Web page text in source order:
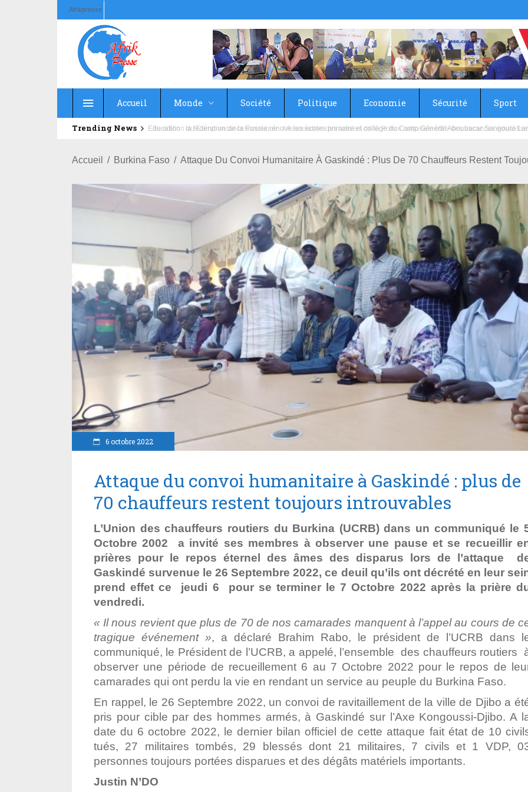
Afrikpresse
Accueil Monde Société Politique Economie Sécurité Sport
Trending News Education : la fédération de la Russie rénove les écoles primaire et collège du Camp Général Aboubacar Sangoulé
Accueil Burkina Faso Attaque Du Convoi Humanitaire À Gaskindé : Plus De 70 Chauffeurs Restent
6 octobre 2022
Attaque du convoi humanitaire à Gaskindé : plus de
70 chauffeurs restent toujours introuvables
L’Union des chauffeurs routiers du Burkina (UCRB) dans un communiqué le
Octobre 2002 a invité ses membres à observer une pause et se recueillir
prières pour le repos éternel des âmes des disparus lors de l’attaque
Gaskindé survenue le 26 Septembre 2022, ce deuil qu’ils ont décrété en leur
prend effet ce jeudi 6 pour se terminer le 7 Octobre 2022 après la prière
vendredi.
« Il nous revient que plus de 70 de nos camarades manquent à l’appel au cours de
tragique événement », a déclaré Brahim Rabo, le président de l’UCRB dans
communiqué, le Président de l’UCRB, a appelé, l’ensemble des chauffeurs routiers
observer une période de recueillement 6 au 7 Octobre 2022 pour le repos de
camarades qui ont perdu la vie en rendant un service au peuple du Burkina Faso.
En rappel, le 26 Septembre 2022, un convoi de ravitaillement de la ville de Djibo a
pris pour cible par des hommes armés, à Gaskindé sur l’Axe Kongoussi-Djibo. A
date du 6 octobre 2022, le dernier bilan officiel de cette attaque fait état de 10
tués, 27 militaires tombés, 29 blessés dont 21 militaires, 7 civils et 1 VDP,
personnes toujours portées disparues et des dégâts matériels importants.
Justin N’DO